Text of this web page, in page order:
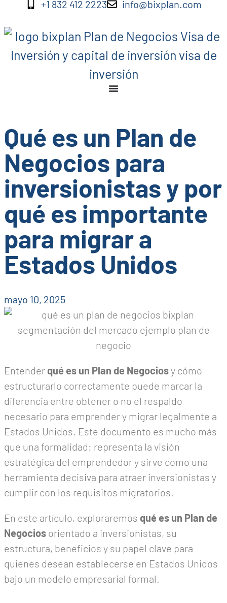
+1 832 412 2223 info@bixplan.com
Qué es un Plan de
Negocios para
inversionistas y por
qué es importante
para migrar a
Estados Unidos
mayo 10, 2025
Entenderqué es un Plan de Negociosy cómo
estructurarlo correctamente puede marcar la
diferencia entre obtener o no el respaldo
necesario para emprender y migrar legalmente a
Estados Unidos. Este documento es mucho más
que una formalidad: representa la visión
estratégica del emprendedor y sirve como una
herramienta decisiva para atraer inversionistas y
cumplir con los requisitos migratorios.
En este artículo, exploraremos qué es un Plan de
Negocios orientado a inversionistas, su
estructura, beneficios y su papel clave para
quienes desean establecerse en Estados Unidos
bajo un modelo empresarial formal.